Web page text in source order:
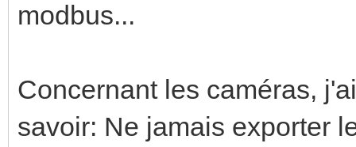
modbus...
Concernant les caméras,
savoir: Ne jamais exporter